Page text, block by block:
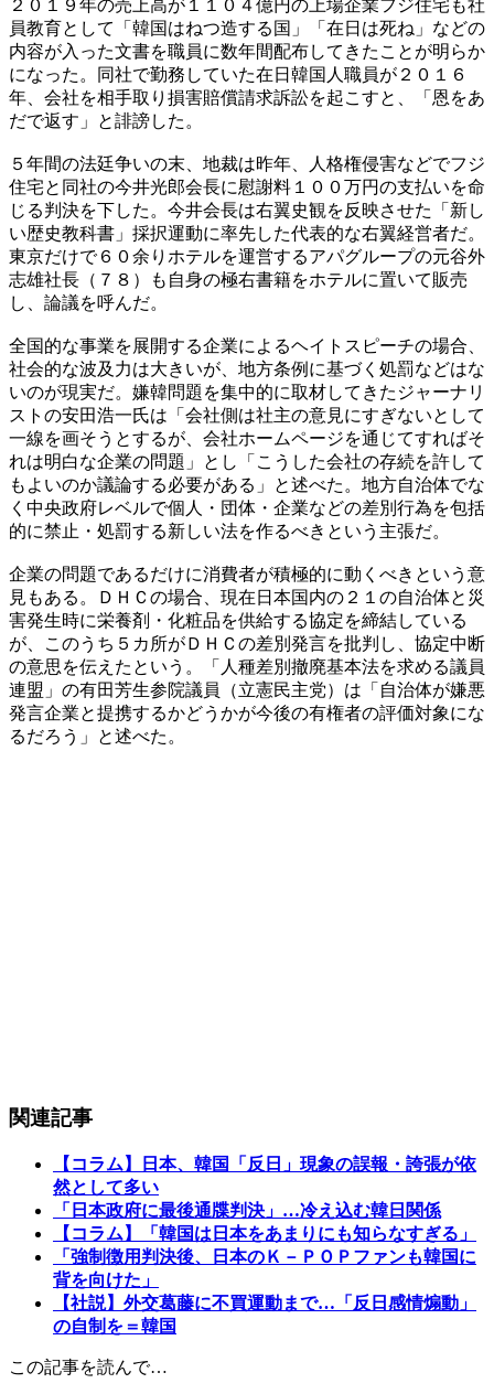
２０１９年の売上高が１１０４億円の上場企業フジ住宅も社
員教育として「韓国はねつ造する国」「在日は死ね」などの
内容が入った文書を職員に数年間配布してきたことが明らか
になった。同社で勤務していた在日韓国人職員が２０１６
年、会社を相手取り損害賠償請求訴訟を起こすと、「恩をあ
だで返す」と誹謗した。
５年間の法廷争いの末、地裁は昨年、人格権侵害などでフジ
住宅と同社の今井光郎会長に慰謝料１００万円の支払いを命
じる判決を下した。今井会長は右翼史観を反映させた「新し
い歴史教科書」採択運動に率先した代表的な右翼経営者だ。
東京だけで６０余りホテルを運営するアパグループの元谷外
志雄社長（７８）も自身の極右書籍をホテルに置いて販売
し、論議を呼んだ。
全国的な事業を展開する企業によるヘイトスピーチの場合、
社会的な波及力は大きいが、地方条例に基づく処罰などはな
いのが現実だ。嫌韓問題を集中的に取材してきたジャーナリ
ストの安田浩一氏は「会社側は社主の意見にすぎないとして
一線を画そうとするが、会社ホームページを通じてすればそ
れは明白な企業の問題」とし「こうした会社の存続を許して
もよいのか議論する必要がある」と述べた。地方自治体でな
く中央政府レベルで個人・団体・企業などの差別行為を包括
的に禁止・処罰する新しい法を作るべきという主張だ。
企業の問題であるだけに消費者が積極的に動くべきという意
見もある。ＤＨＣの場合、現在日本国内の２１の自治体と災
害発生時に栄養剤・化粧品を供給する協定を締結している
が、このうち５カ所がＤＨＣの差別発言を批判し、協定中断
の意思を伝えたという。「人種差別撤廃基本法を求める議員
連盟」の有田芳生参院議員（立憲民主党）は「自治体が嫌悪
発言企業と提携するかどうかが今後の有権者の評価対象にな
るだろう」と述べた。
関連記事
【コラム】日本、韓国「反日」現象の誤報・誇張が依
然として多い
「日本政府に最後通牒判決」…冷え込む韓日関係
【コラム】「韓国は日本をあまりにも知らなすぎる」
「強制徴用判決後、日本のＫ－ＰＯＰファンも韓国に
背を向けた」
【社説】外交葛藤に不買運動まで…「反日感情煽動」
の自制を＝韓国
この記事を読んで…